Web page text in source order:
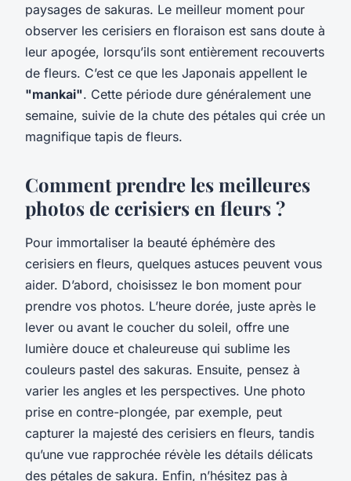
paysages de sakuras. Le meilleur moment pour
observer les cerisiers en floraison est sans doute à
leur apogée, lorsqu’ils sont entièrement recouverts
de fleurs. C’est ce que les Japonais appellent le
"mankai". Cette période dure généralement une
semaine, suivie de la chute des pétales qui crée un
magnifique tapis de fleurs.
Comment prendre les meilleures
photos de cerisiers en fleurs ?
Pour immortaliser la beauté éphémère des
cerisiers en fleurs, quelques astuces peuvent vous
aider. D’abord, choisissez le bon moment pour
prendre vos photos. L’heure dorée, juste après le
lever ou avant le coucher du soleil, offre une
lumière douce et chaleureuse qui sublime les
couleurs pastel des sakuras. Ensuite, pensez à
varier les angles et les perspectives. Une photo
prise en contre-plongée, par exemple, peut
capturer la majesté des cerisiers en fleurs, tandis
qu’une vue rapprochée révèle les détails délicats
des pétales de sakura. Enfin, n’hésitez pas à